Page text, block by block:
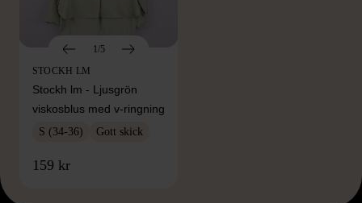
1/5
STOCKH LM
Stockh lm - Ljusgrön
viskosblus med v-ringning
S (34-36) Gott skick
159 kr